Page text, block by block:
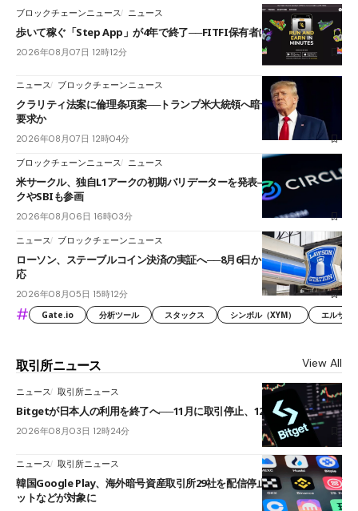
ブロックチェーンニュース ニュース
歩いて稼ぐ「Step App」が4年で終了──FITFI保有者に対応呼びかけ
2026年08月07日 12時12分
ニュース ブロックチェーンニュース
クラリティ法案に倫理条項案──トランプ米大統領へ暗号資産事業の売却
要求か
2026年08月07日 12時04分
ブロックチェーンニュース ニュース
米サークル、独自L1アークの初期バリデーターを発表――ブラックロッ
クやSBIも参画
2026年08月06日 16時03分
ニュース ブロックチェーンニュース
ローソン、ステーブルコイン決済の実証へ──8月6日からJPYCやUSDC対
応
2026年08月05日 15時12分
# Gate.io 分析ツール スタックス シンボル（XYM） エルサル
取引所ニュース View All
ニュース 取引所ニュース
Bitgetが日本人の利用を終了へ──11月に取引停止、12月末に強制決済
2026年08月03日 12時24分
ニュース 取引所ニュース
韓国Google Play、海外暗号資産取引所29社を配信停止──OKXやバイビ
ットなどが対象に